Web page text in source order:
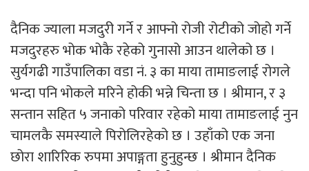
दैनिक ज्याला मजदुरी गर्ने र आफ्नो रोजी रोटीको जोहो गर्ने
मजदुरहरु भोक भोकै रहेको गुनासो आउन थालेको छ ।
सुर्यगढी गाउँपालिका वडा नं. ३ का माया तामाङलाई रोगले
भन्दा पनि भोकले मरिने होकी भन्ने चिन्ता छ । श्रीमान, र ३
सन्तान सहित ५ जनाको परिवार रहेको माया तामाङलाई नुन
चामलकै समस्याले पिरोलिरहेको छ । उहाँको एक जना
छोरा शारिरिक रुपमा अपाङ्गता हुनुहुन्छ । श्रीमान दैनिक